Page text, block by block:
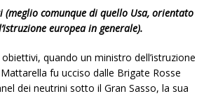
comunque di quello Usa, orientato
europea in generale).
quando un ministro dell’istruzione
fu ucciso dalle Brigate Rosse
dei neutrini sotto il Gran Sasso, la sua